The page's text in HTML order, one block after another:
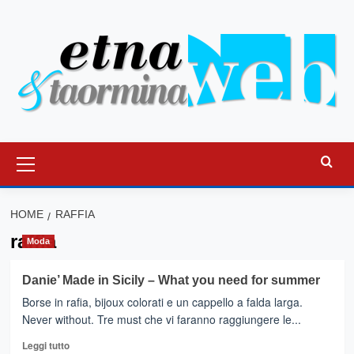
principale
HOME RAFFIA
raffia
Moda
Danie’ Made in Sicily – What you need for summer
Borse in rafia, bijoux colorati e un cappello a falda larga.
Never without. Tre must che vi faranno raggiungere le...
Leggi tuttoLeggi